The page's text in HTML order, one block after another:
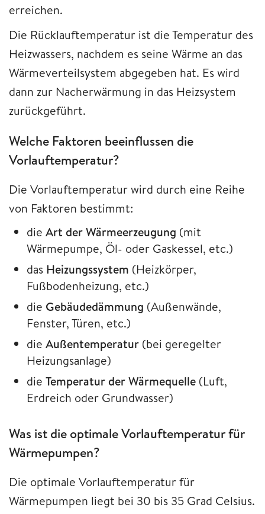
erreichen.
Die Rücklauftemperatur ist die Temperatur des
Heizwassers, nachdem es seine Wärme an das
Wärmeverteilsystem abgegeben hat. Es wird
dann zur Nacherwärmung in das Heizsystem
zurückgeführt.
Welche Faktoren beeinflussen die
Vorlauftemperatur?
Die Vorlauftemperatur wird durch eine Reihe
von Faktoren bestimmt:
die Art der Wärmeerzeugung (mit
Wärmepumpe, Öl- oder Gaskessel, etc.)
das Heizungssystem (Heizkörper,
Fußbodenheizung, etc.)
die Gebäudedämmung (Außenwände,
Fenster, Türen, etc.)
die Außentemperatur (bei geregelter
Heizungsanlage)
die Temperatur der Wärmequelle (Luft,
Erdreich oder Grundwasser)
Was ist die optimale Vorlauftemperatur für
Wärmepumpen?
Die optimale Vorlauftemperatur für
Wärmepumpen liegt bei 30 bis 35 Grad Celsius.